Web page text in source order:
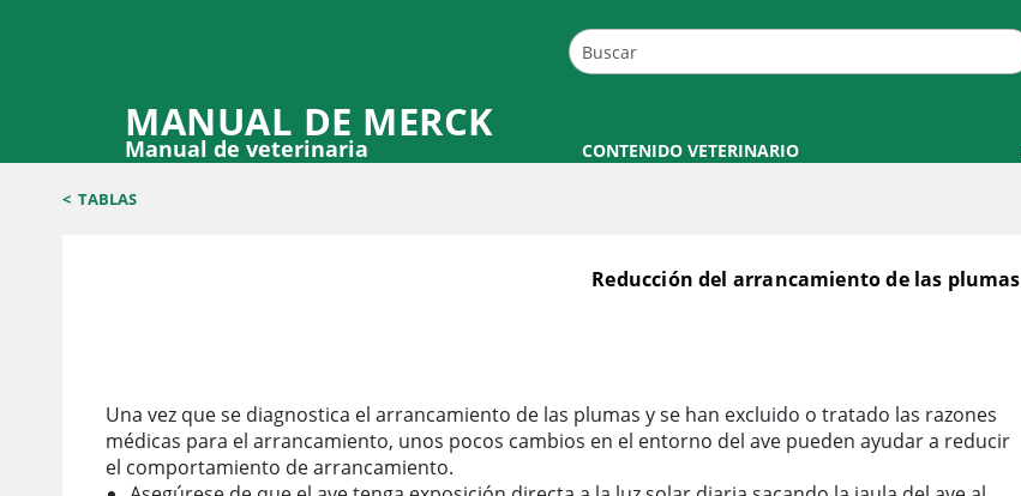
MANUAL DE MERCK
Manual de veterinaria CONTENIDO VETERINARIO
< TABLAS
Reducción del arrancamiento de las plumas
Una vez que se diagnostica el arrancamiento de las plumas y se han excluido o tratado las razones
médicas para el arrancamiento, unos pocos cambios en el entorno del ave pueden ayudar a reducir
el comportamiento de arrancamiento.